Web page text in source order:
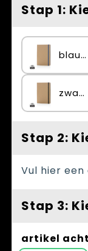
Veiligheid,
Waterflesjes
Stap 1:
blauw
zwart
Stap 2:
Vul hier
Stap 3:
artikel